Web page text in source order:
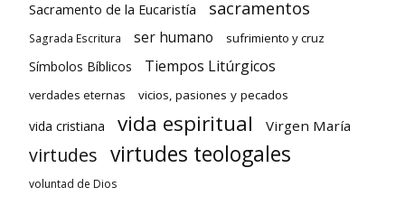
Sacramento de la Eucaristía sacramentos
Sagrada Escritura ser humano sufrimiento y cruz
Símbolos Bíblicos Tiempos Litúrgicos
verdades eternas vicios, pasiones y pecados
vida cristiana vida espiritual Virgen María
virtudes virtudes teologales
voluntad de Dios